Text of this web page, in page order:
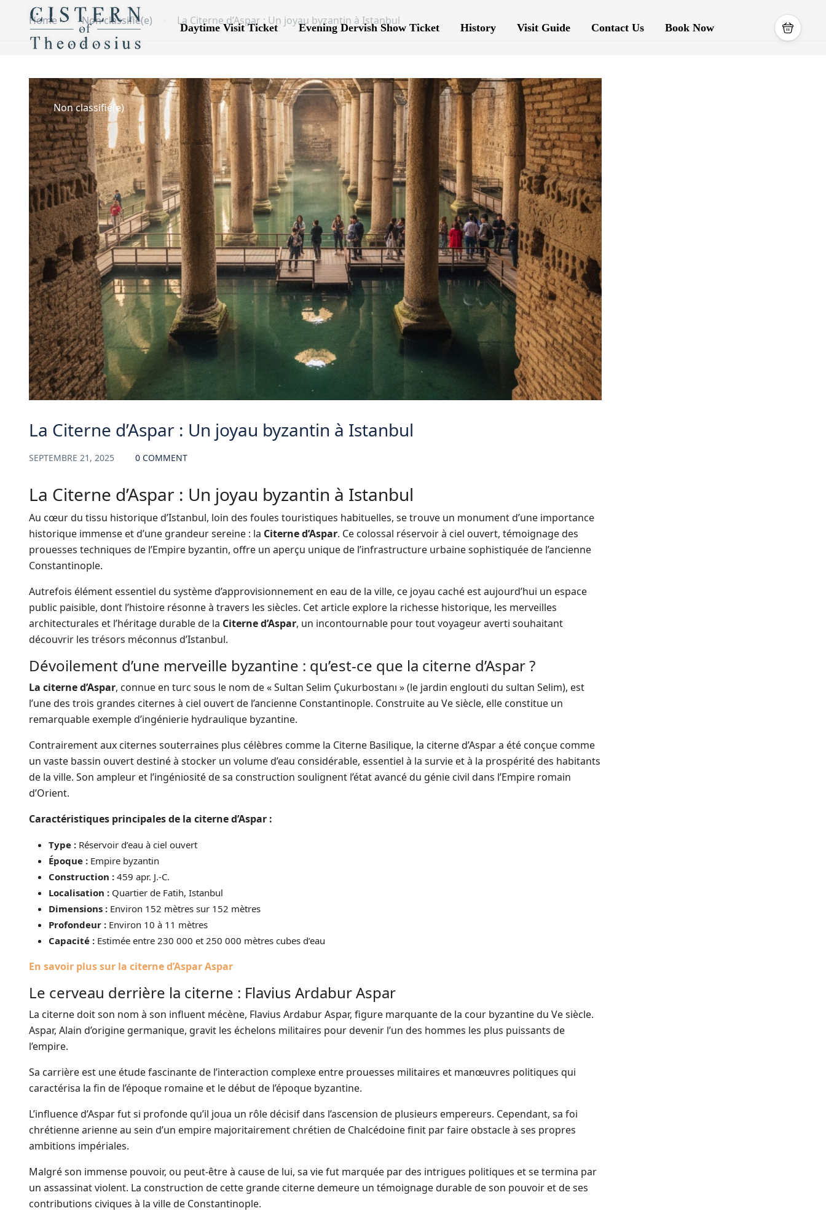
Daytime Visit Ticket Evening Dervish Show Ticket History Visit Guide Contact Us Book Now
Home Non classifié(e) La Citerne d’Aspar : Un joyau byzantin à Istanbul
Non classifié(e)
La Citerne d’Aspar : Un joyau byzantin à Istanbul
SEPTEMBRE 21, 2025 0 COMMENT
La Citerne d’Aspar : Un joyau byzantin à Istanbul
Au cœur du tissu historique d’Istanbul, loin des foules touristiques habituelles, se trouve un monument d’une importance
historique immense et d’une grandeur sereine : la Citerne d’Aspar. Ce colossal réservoir à ciel ouvert, témoignage des
prouesses techniques de l’Empire byzantin, offre un aperçu unique de l’infrastructure urbaine sophistiquée de l’ancienne
Constantinople.
Autrefois élément essentiel du système d’approvisionnement en eau de la ville, ce joyau caché est aujourd’hui un espace
public paisible, dont l’histoire résonne à travers les siècles. Cet article explore la richesse historique, les merveilles
architecturales et l’héritage durable de la Citerne d’Aspar, un incontournable pour tout voyageur averti souhaitant
découvrir les trésors méconnus d’Istanbul.
Dévoilement d’une merveille byzantine : qu’est-ce que la citerne d’Aspar ?
La citerne d’Aspar, connue en turc sous le nom de « Sultan Selim Çukurbostanı » (le jardin englouti du sultan Selim), est
l’une des trois grandes citernes à ciel ouvert de l’ancienne Constantinople. Construite au Ve siècle, elle constitue un
remarquable exemple d’ingénierie hydraulique byzantine.
Contrairement aux citernes souterraines plus célèbres comme la Citerne Basilique, la citerne d’Aspar a été conçue comme
un vaste bassin ouvert destiné à stocker un volume d’eau considérable, essentiel à la survie et à la prospérité des habitants
de la ville. Son ampleur et l’ingéniosité de sa construction soulignent l’état avancé du génie civil dans l’Empire romain
d’Orient.
Caractéristiques principales de la citerne d’Aspar :
Type : Réservoir d’eau à ciel ouvert
Époque : Empire byzantin
Construction : 459 apr. J.-C.
Localisation : Quartier de Fatih, Istanbul
Dimensions : Environ 152 mètres sur 152 mètres
Profondeur : Environ 10 à 11 mètres
Capacité : Estimée entre 230 000 et 250 000 mètres cubes d’eau
En savoir plus sur la citerne d’Aspar Aspar
Le cerveau derrière la citerne : Flavius ​​Ardabur Aspar
La citerne doit son nom à son influent mécène, Flavius ​​Ardabur Aspar, figure marquante de la cour byzantine du Ve siècle.
Aspar, Alain d’origine germanique, gravit les échelons militaires pour devenir l’un des hommes les plus puissants de
l’empire.
Sa carrière est une étude fascinante de l’interaction complexe entre prouesses militaires et manœuvres politiques qui
caractérisa la fin de l’époque romaine et le début de l’époque byzantine.
L’influence d’Aspar fut si profonde qu’il joua un rôle décisif dans l’ascension de plusieurs empereurs. Cependant, sa foi
chrétienne arienne au sein d’un empire majoritairement chrétien de Chalcédoine finit par faire obstacle à ses propres
ambitions impériales.
Malgré son immense pouvoir, ou peut-être à cause de lui, sa vie fut marquée par des intrigues politiques et se termina par
un assassinat violent. La construction de cette grande citerne demeure un témoignage durable de son pouvoir et de ses
contributions civiques à la ville de Constantinople.